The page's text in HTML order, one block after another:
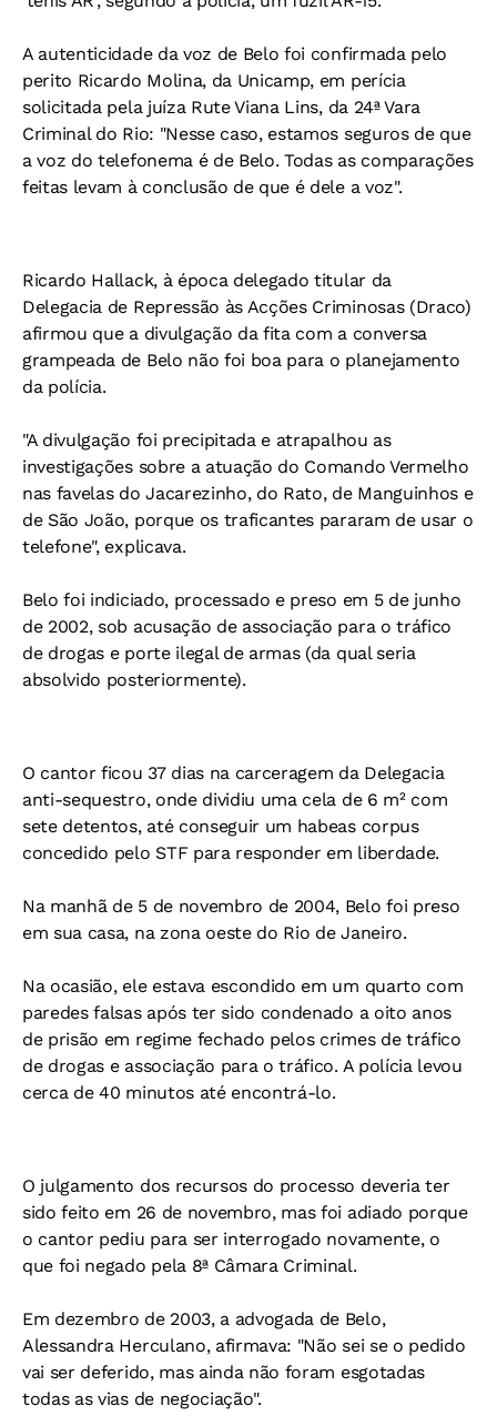
A autenticidade da voz de Belo foi confirmada pelo
perito Ricardo Molina, da Unicamp, em perícia
solicitada pela juíza Rute Viana Lins, da 24ª Vara
Criminal do Rio: "Nesse caso, estamos seguros de que
a voz do telefonema é de Belo. Todas as comparações
feitas levam à conclusão de que é dele a voz".
Ricardo Hallack, à época delegado titular da
Delegacia de Repressão às Acções Criminosas (Draco)
afirmou que a divulgação da fita com a conversa
grampeada de Belo não foi boa para o planejamento
da polícia.
"A divulgação foi precipitada e atrapalhou as
investigações sobre a atuação do Comando Vermelho
nas favelas do Jacarezinho, do Rato, de Manguinhos e
de São João, porque os traficantes pararam de usar o
telefone", explicava.
Belo foi indiciado, processado e preso em 5 de junho
de 2002, sob acusação de associação para o tráfico
de drogas e porte ilegal de armas (da qual seria
absolvido posteriormente).
O cantor ficou 37 dias na carceragem da Delegacia
anti-sequestro, onde dividiu uma cela de 6 m² com
sete detentos, até conseguir um habeas corpus
concedido pelo STF para responder em liberdade.
Na manhã de 5 de novembro de 2004, Belo foi preso
em sua casa, na zona oeste do Rio de Janeiro.
Na ocasião, ele estava escondido em um quarto com
paredes falsas após ter sido condenado a oito anos
de prisão em regime fechado pelos crimes de tráfico
de drogas e associação para o tráfico. A polícia levou
cerca de 40 minutos até encontrá-lo.
O julgamento dos recursos do processo deveria ter
sido feito em 26 de novembro, mas foi adiado porque
o cantor pediu para ser interrogado novamente, o
que foi negado pela 8ª Câmara Criminal.
Em dezembro de 2003, a advogada de Belo,
Alessandra Herculano, afirmava: "Não sei se o pedido
vai ser deferido, mas ainda não foram esgotadas
todas as vias de negociação".